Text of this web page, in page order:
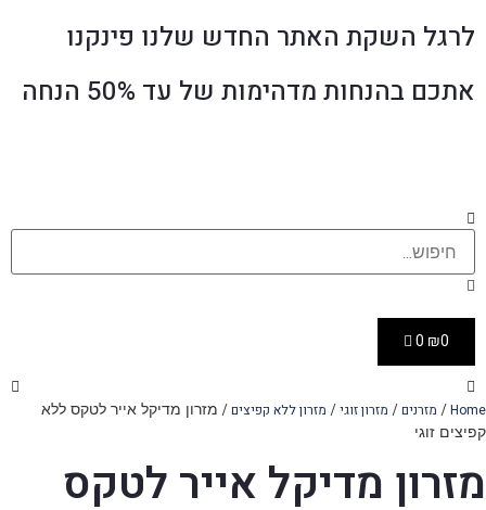
לרגל השקת האתר החדש שלנו פינקנו
אתכם בהנחות מדהימות של עד 50% הנחה
₪0
0
Home
/ מזרנים/ מזרון זוגי/ מזרון ללא קפיצים/ מזרון מדיקל אייר לטקס ללא
קפיצים זוגי
מזרון מדיקל אייר לטקס